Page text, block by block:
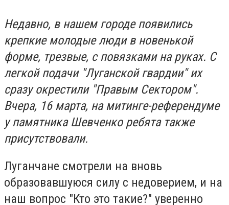
Недавно, в нашем городе появились
крепкие молодые люди в новенькой
форме, трезвые, с повязками на руках. С
легкой подачи "Луганской гвардии" их
сразу окрестили "Правым Сектором".
Вчера, 16 марта, на митинге-референдуме
у памятника Шевченко ребята также
присутствовали.
Луганчане смотрели на вновь
образовавшуюся силу с недоверием, и на
наш вопрос "Кто это такие?" уверенно